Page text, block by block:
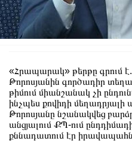
«Հրապարակ» թերթը գրում
Թորոսյանին գործադիր
թիմում միանշանակ չի
ինչպես քովիդի
Թորոսյանը նշանակվեց
անցյալում ՔՊ-ում
քննադատում էր